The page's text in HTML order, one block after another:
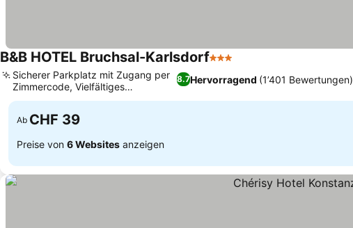
B&B HOTEL Bruchsal-Karlsdorf3 Sterne
8.7Hervorragend (1’401 Bewertungen)
Sicherer Parkplatz mit Zugang per
Zimmercode, Vielfältiges
Frühstücksbuffet
Ab CHF 39
Preise von 6 Websites anzeigen